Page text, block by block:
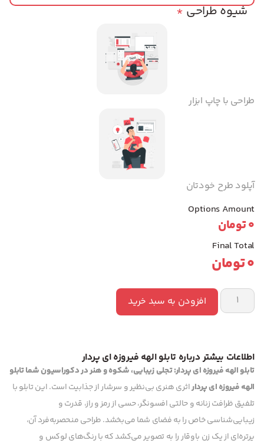
*شیوه طراحی
طراحی با چاپ ابزار
آپلود طرح خودتان
Options Amount
0تومان
Final Total
0تومان
افزودن به سبد خرید
اطلاعات بیشتر درباره تابلو الهه فیروزه ای پردار
تابلو الهه فیروزه ای پردار: تجلی زیبایی، شکوه و هنر در دکوراسیون شماتابلو
الهه فیروزه ای پرداراثری هنری بی‌نظیر و سرشار از جذابیت است. این تابلو با
تلفیق ظرافت زنانه و حالتی افسونگر، حسی از رمز و راز، قدرت و
زیبایی‌شناسی خاص را به فضای شما می‌بخشد. طراحی منحصربه‌فرد آن،
پرتره‌ای از یک زن باوقار را به تصویر می‌کشد که با رنگ‌های لوکس و